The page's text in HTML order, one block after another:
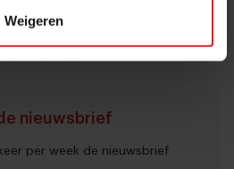
Weigeren
nieuwsbrief
per week de nieuwsbrief